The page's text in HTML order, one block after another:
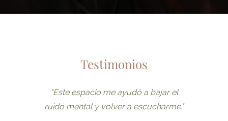
Testimonios
"Este espacio me ayudó a bajar el
ruido mental y volver a escucharme."